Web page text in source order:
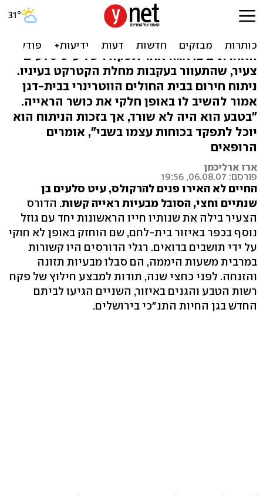
רואים לו בעיניים
בגן החיות התנ"כי בירושלים עקבו בשבועות
האחרונים בדאגה אחר תפקודו של עיט סלעים
צעיר, שהתעוור בעקבות מחלת הקטרקט בעיניו.
ניתוח חירום בבית החולים הווטרינרי בבית-דגן
אמור להשיב לו באופן חלקי את כושר הראייה.
"בטבע הוא היה לא שורד, אך בזכות הניתוח הוא
יוכל לתפקד בכוחות עצמו בשבי", אומרים
הרופאים
ארז ארליכמן
פורסם: 06.08.07, 19:56
החיים לא האירו פנים להרקולס, עיט סלעים בן
שנתיים וחצי, הסובל מבעיות ראייה קשות. הדורס
הצעיר בילה את שנותיו חייו הראשונות יחד עם גוזל
נוסף בכפר באיזור בית-לחם, שם הוחזק באופן לא חוקי
על ידי תושבים בדואים. רגלי הדורסים היו קשורות
במרבית משעות היממה, הם סבלו מבעיות תזונה
והזנחה. לפני כחצי שנה, תודות למבצע חילוץ של פקח
רשות הטבע והגנים באיזור, השניים הגיעו לביתם
החדש בגן החיות התנ"כי בירושלים.